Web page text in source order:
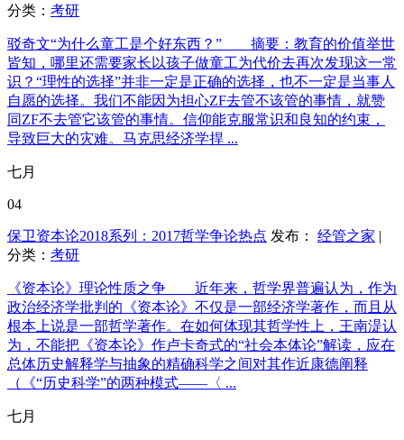
分类： 考研
驳奇文“为什么童工是个好东西？” 摘要：教育的价值举世
皆知，哪里还需要家长以孩子做童工为代价去再次发现这一常
识？“理性的选择”并非一定是正确的选择，也不一定是当事人
自愿的选择。我们不能因为担心ZF去管不该管的事情，就赞
同ZF不去管它该管的事情。信仰能克服常识和良知的约束，
导致巨大的灾难。马克思经济学捍 ...
七月
04
保卫资本论2018系列：2017哲学争论热点 发布： 经管之家 |
分类： 考研
《资本论》理论性质之争 近年来，哲学界普遍认为，作为
政治经济学批判的《资本论》不仅是一部经济学著作，而且从
根本上说是一部哲学著作。在如何体现其哲学性上，王南湜认
为，不能把《资本论》作卢卡奇式的“社会本体论”解读，应在
总体历史解释学与抽象的精确科学之间对其作近康德阐释
（《“历史科学”的两种模式——〈 ...
七月